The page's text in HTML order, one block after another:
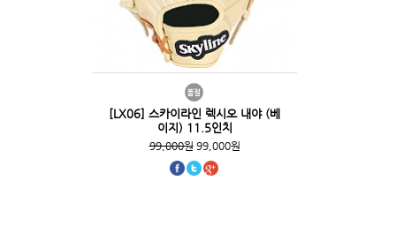
[LX06] 스카이라인 렉시오 내야 (베
이지) 11.5인치
99,000원99,000원